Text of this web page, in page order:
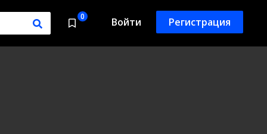
0 Войти Регистрация